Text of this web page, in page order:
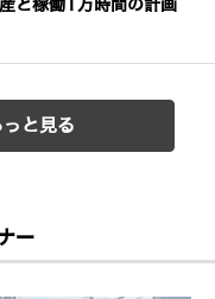
と稼働1万時間の計画
と見る
ー